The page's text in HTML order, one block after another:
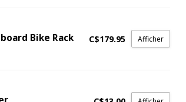
Bike Rack C$179.95 Afficher